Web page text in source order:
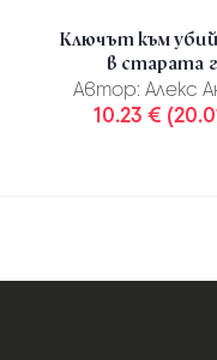
Ключът към
в старата
Автор: Алекс
10.23 €